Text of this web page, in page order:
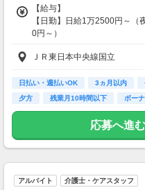
mazonギフトカード2,000円
【給与】
【日勤】日給1万2500円～（
0円～）
※日給は時間帯・経験・資格
す。
※どの現場でも予定時間を過
業代をお支払いします。
★週2日勤務の場合
・日給1万2500円×8日=10万
・日給1万2500円×12日=15万
ＪＲ東日本中央線国立
日払い・週払いOK 3ヵ月以内
夕方
残業月10時間以下 ボー
応募へ進む
アルバイト 介護士・ケアスタッフ